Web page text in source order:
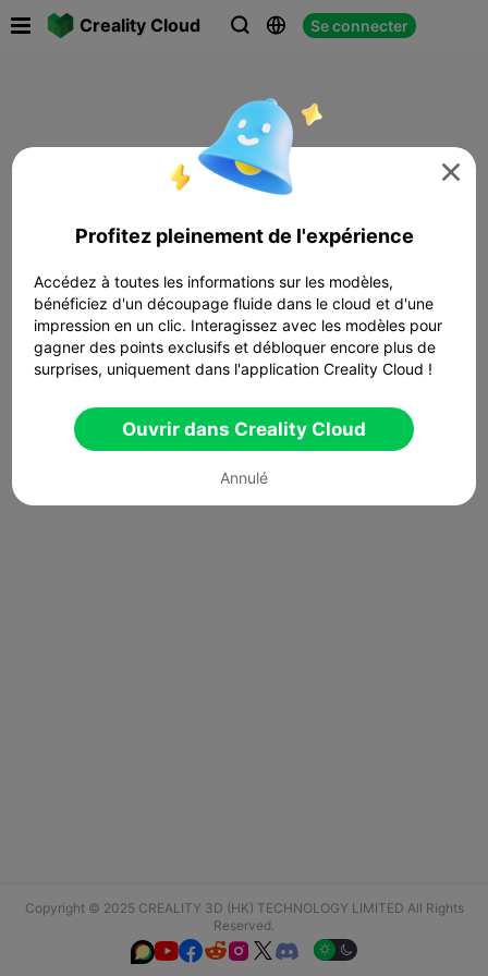
Creality Cloud   Se connecter
Copyright © 2025 CREALITY 3D (HK) TECHNOLOGY LIMITED All Rights
Reserved.
  

Profitez pleinement de l'expérience
Accédez à toutes les informations sur les modèles,
bénéficiez d'un découpage fluide dans le cloud et d'une
impression en un clic. Interagissez avec les modèles pour
gagner des points exclusifs et débloquer encore plus de
surprises, uniquement dans l'application Creality Cloud !
Ouvrir dans Creality Cloud
Annulé